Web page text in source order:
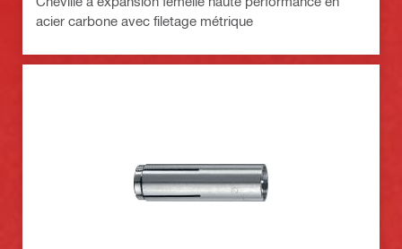
acier carbone avec filetage métrique